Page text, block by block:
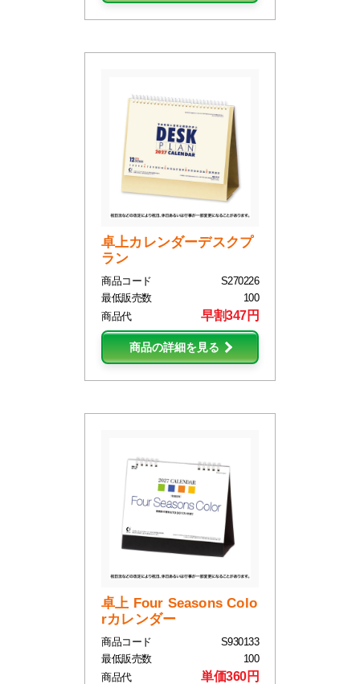
卓上カレンダーデスクプ
ラン
商品コード
S270226
最低販売数
100
商品代
早割347円
商品の詳細を見る
卓上 Four Seasons Colo
rカレンダー
商品コード
S930133
最低販売数
100
商品代
単価360円